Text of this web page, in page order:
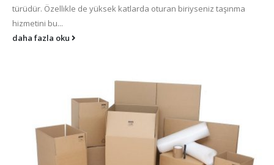
türüdür. Özellikle de yüksek katlarda oturan biriyseniz taşınma
hizmetini bu...
daha fazla oku